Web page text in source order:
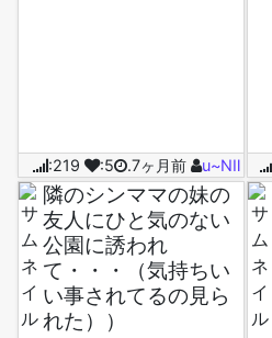
:219 :5 .7ヶ月前 u~NⅡ
隣のシンママの妹の
友人にひと気のない
公園に誘われ
て・・・（気持ちい
い事されてるの見ら
れた））